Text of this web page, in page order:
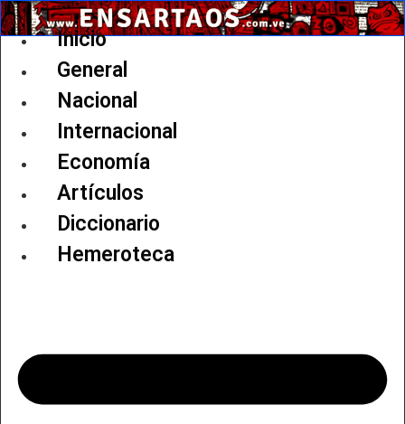
Ir
al
Inicio
General
Nacional
Internacional
Economía
Artículos
Diccionario
Hemeroteca